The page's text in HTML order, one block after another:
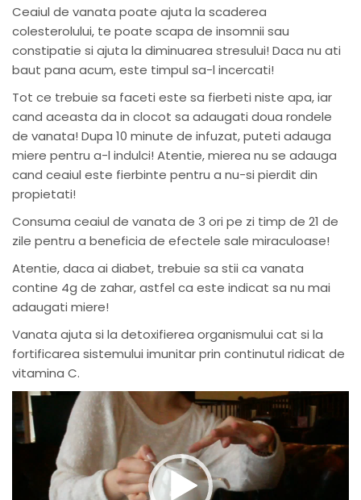
Ceaiul de vanata poate ajuta la scaderea
colesterolului, te poate scapa de insomnii sau
constipatie si ajuta la diminuarea stresului! Daca nu ati
baut pana acum, este timpul sa-l incercati!
Tot ce trebuie sa faceti este sa fierbeti niste apa, iar
cand aceasta da in clocot sa adaugati doua rondele
de vanata! Dupa 10 minute de infuzat, puteti adauga
miere pentru a-l indulci! Atentie, mierea nu se adauga
cand ceaiul este fierbinte pentru a nu-si pierdit din
propietati!
Consuma ceaiul de vanata de 3 ori pe zi timp de 21 de
zile pentru a beneficia de efectele sale miraculoase!
Atentie, daca ai diabet, trebuie sa stii ca vanata
contine 4g de zahar, astfel ca este indicat sa nu mai
adaugati miere!
Vanata ajuta si la detoxifierea organismului cat si la
fortificarea sistemului imunitar prin continutul ridicat de
vitamina C.
Player
video